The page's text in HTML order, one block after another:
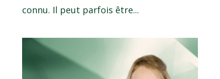
connu. Il peut parfois être...